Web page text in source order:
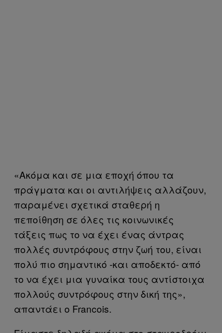
«Ακόμα και σε μια εποχή όπου τα
πράγματα και οι αντιλήψεις αλλάζουν,
παραμένει σχετικά σταθερή η
πεποίθηση σε όλες τις κοινωνικές
τάξεις πως το να έχει ένας άντρας
πολλές συντρόφους στην ζωή του, είναι
πολύ πιο σημαντικό -και αποδεκτό- από
το να έχει μια γυναίκα τους αντίστοιχα
πολλούς συντρόφους στην δική της»,
απαντάει ο Francois.